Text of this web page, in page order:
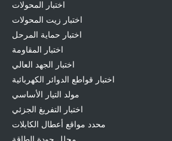
اختبار المحولات
اختبار زيت المحولات
اختبار حماية المرحل
اختبار المقاومة
اختبار الجهد العالي
اختبار قواطع الدوائر الكهربائية
مولد التيار الأساسي
اختبار التفريغ الجزئي
محدد مواقع أعطال الكابلات